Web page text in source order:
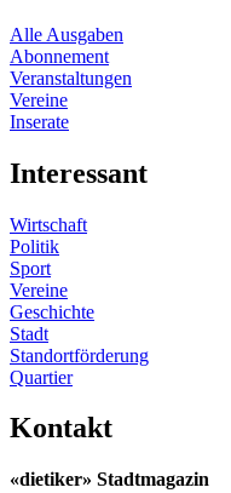
Alle Ausgaben
Abonnement
Veranstaltungen
Vereine
Inserate
Interessant
Wirtschaft
Politik
Sport
Vereine
Geschichte
Stadt
Standortförderung
Quartier
Kontakt
«dietiker» Stadtmagazin